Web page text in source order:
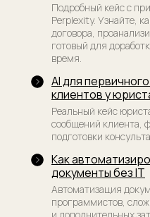
Подробный кейс с
Perplexity. Узнайте,
договора,
готовый для
время.
AI для
клиентов у
Реальный кейс
сообщений клиента,
подготовки
Как
документы без IT
Автоматизация
программистов,